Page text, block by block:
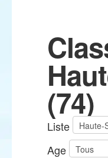
(74)
Liste
Age